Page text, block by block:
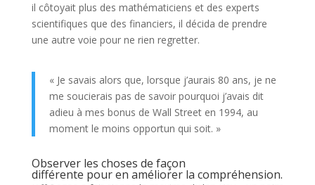
il côtoyait plus des mathématiciens et des experts
scientifiques que des financiers, il décida de prendre
une autre voie pour ne rien regretter.
« Je savais alors que, lorsque j’aurais 80 ans, je ne
me soucierais pas de savoir pourquoi j’avais dit
adieu à mes bonus de Wall Street en 1994, au
moment le moins opportun qui soit. »
Observer les choses de façon
différente pour en améliorer la compréhension.